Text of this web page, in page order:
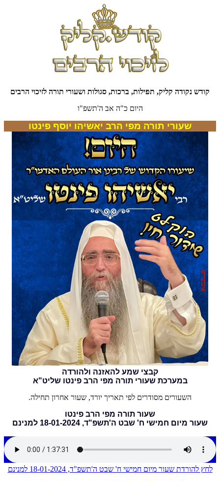
קודש נקודה קליק, תפילות, ברכות, סגולות ושעורי תורה לזיכוי הרבים
היום כ"ה אב ה'תשפ"ו
שעורי תורה מפי הרב יאשיהו יוסף פינטו
קבצי שמע להאזנה ולהורדה
במערכת שעורי תורה מפי הרב פינטו שליט"א
השעורים מסודרים לפי תאריך יורד, שעור אחרון תחילה.
שעור תורה מפי הרב פינטו
שעור מיום חמישי ח' שבט ה'תשפ"ד, 18-01-2024 למנינם
לחץ להורדת שעור מיום חמישי ח' שבט ה'תשפ"ד, 18-01-2024 למנינם